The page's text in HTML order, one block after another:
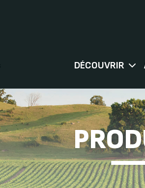
DÉCOUVRIR